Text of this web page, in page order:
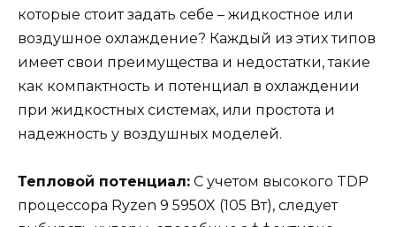
которые стоит задать себе – жидкостное или
воздушное охлаждение? Каждый из этих типов
имеет свои преимущества и недостатки, такие
как компактность и потенциал в охлаждении
при жидкостных системах, или простота и
надежность у воздушных моделей.
Тепловой потенциал: С учетом высокого TDP
процессора Ryzen 9 5950X (105 Вт), следует